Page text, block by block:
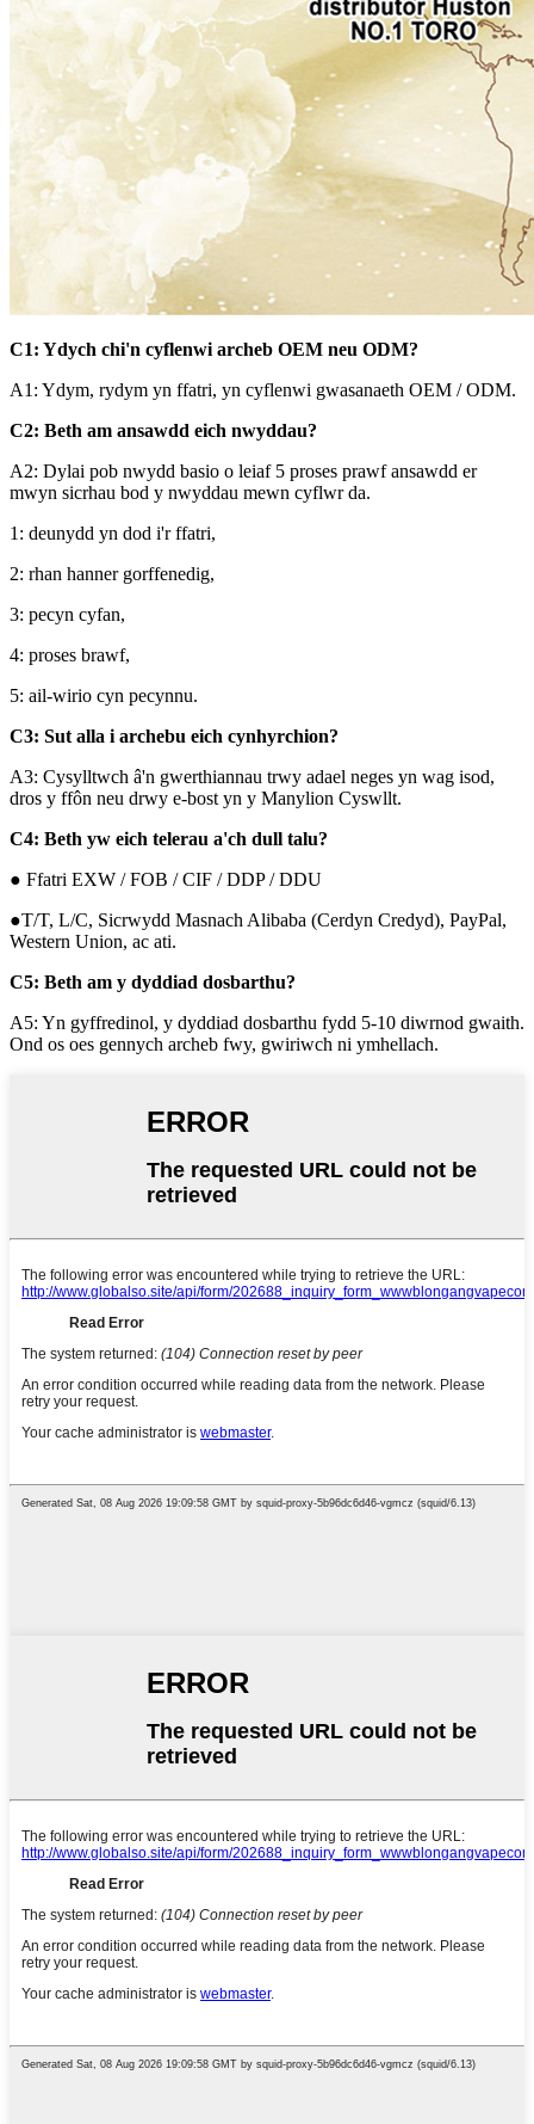
C1: Ydych chi'n cyflenwi archeb OEM neu ODM?
A1: Ydym, rydym yn ffatri, yn cyflenwi gwasanaeth OEM / ODM.
C2: Beth am ansawdd eich nwyddau?
A2: Dylai pob nwydd basio o leiaf 5 proses prawf ansawdd er
mwyn sicrhau bod y nwyddau mewn cyflwr da.
1: deunydd yn dod i'r ffatri,
2: rhan hanner gorffenedig,
3: pecyn cyfan,
4: proses brawf,
5: ail-wirio cyn pecynnu.
C3: Sut alla i archebu eich cynhyrchion?
A3: Cysylltwch â'n gwerthiannau trwy adael neges yn wag isod,
dros y ffôn neu drwy e-bost yn y Manylion Cyswllt.
C4: Beth yw eich telerau a'ch dull talu?
● Ffatri EXW / FOB / CIF / DDP / DDU
●T/T, L/C, Sicrwydd Masnach Alibaba (Cerdyn Credyd), PayPal,
Western Union, ac ati.
C5: Beth am y dyddiad dosbarthu?
A5: Yn gyffredinol, y dyddiad dosbarthu fydd 5-10 diwrnod gwaith.
Ond os oes gennych archeb fwy, gwiriwch ni ymhellach.